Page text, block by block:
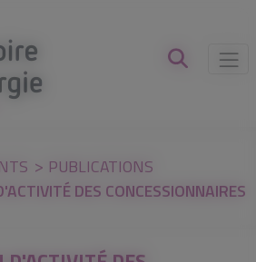
PUBLICATIONS
DES CONCESSIONNAIRES